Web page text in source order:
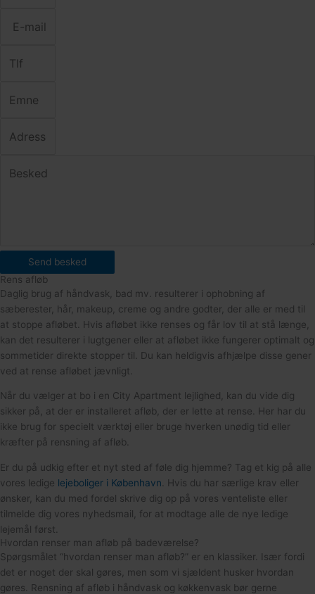
Send besked
Rens afløb​
Daglig brug af håndvask, bad mv. resulterer i ophobning af
sæberester, hår, makeup, creme og andre godter, der alle er med til
at stoppe afløbet. Hvis afløbet ikke renses og får lov til at stå længe,
kan det resulterer i lugtgener eller at afløbet ikke fungerer optimalt og
sommetider direkte stopper til. Du kan heldigvis afhjælpe disse gener
ved at rense afløbet jævnligt.
Når du vælger at bo i en City Apartment lejlighed, kan du vide dig
sikker på, at der er installeret afløb, der er lette at rense. Her har du
ikke brug for specielt værktøj eller bruge hverken unødig tid eller
kræfter på rensning af afløb.
Er du på udkig efter et nyt sted af føle dig hjemme? Tag et kig på alle
vores ledige lejeboliger i København . Hvis du har særlige krav eller
ønsker, kan du med fordel skrive dig op på vores venteliste eller
tilmelde dig vores nyhedsmail, for at modtage alle de nye ledige
lejemål først.
Hvordan renser man afløb på badeværelse?​
Spørgsmålet “hvordan renser man afløb?” er en klassiker. Især fordi
det er noget der skal gøres, men som vi sjældent husker hvordan
gøres. Rensning af afløb i håndvask og køkkenvask bør gerne